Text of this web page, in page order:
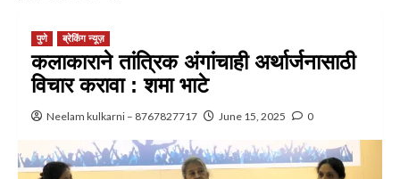
पुणे ब्रेकिंग न्यूज़
कलाकाराने तांत्रिक अंगांचाही अर्थार्जनासाठी
विचार करावा : शमा भाटे
Neelam kulkarni – 8767827717 June 15, 2025 0